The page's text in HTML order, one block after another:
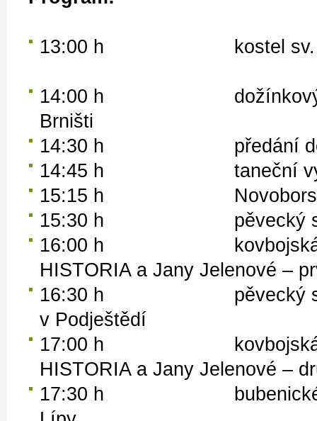
13:00 h kostel
14:00 h dožínkový
Brništi
14:30 h předání
14:45 h taneční
15:15 h Novoborské
15:30 h pěvecký sbor
16:00 h kovbojská
HISTORIA a Jany Jelenové –
16:30 h pěvecký sbor
v Podještědí
17:00 h kovbojská
HISTORIA a Jany Jelenové –
17:30 h bubenické show